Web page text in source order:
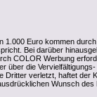
1.000 Euro kommen
Bei darüber
COLOR Werbung
über die
Dritter verletzt, haftet der
Wunsch des